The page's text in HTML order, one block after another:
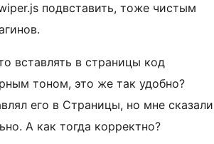
подвставить, тоже чистым
вставлять в страницы код
тоном, это же так удобно?
его в Страницы, но мне сказали
А как тогда корректно?